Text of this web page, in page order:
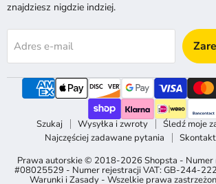
znajdziesz nigdzie indziej.
Adres e-mail
Szukaj Wysyłka i zwroty
Śledź moje
Najczęściej zadawane pytania
Prawa autorskie © 2018-2026 Shopsta - Numer
#08025529 - Numer rejestracji VAT: GB-244-
Warunki i Zasady - Wszelkie prawa